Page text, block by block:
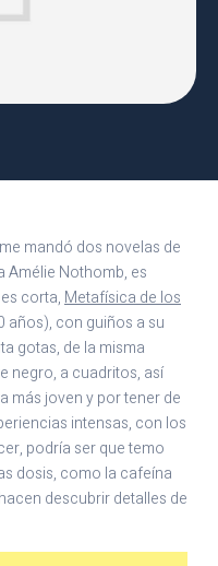
mandó dos novelas de
Amélie Nothomb, es
corta, Metafísica de los
años), con guiños a su
gotas, de la misma
negro, a cuadritos, así
más joven y por tener de
intensas, con los
podría ser que temo
dosis, como la cafeína
descubrir detalles de